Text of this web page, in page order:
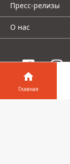
Пресс-релизы
О нас
Главная